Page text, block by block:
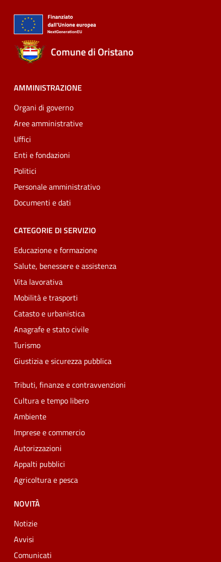
Comune di Oristano
AMMINISTRAZIONE
Organi di governo
Aree amministrative
Uffici
Enti e fondazioni
Politici
Personale amministrativo
Documenti e dati
CATEGORIE DI SERVIZIO
Educazione e formazione
Salute, benessere e assistenza
Vita lavorativa
Mobilità e trasporti
Catasto e urbanistica
Anagrafe e stato civile
Turismo
Giustizia e sicurezza pubblica
Tributi, finanze e contravvenzioni
Cultura e tempo libero
Ambiente
Imprese e commercio
Autorizzazioni
Appalti pubblici
Agricoltura e pesca
NOVITÀ
Notizie
Avvisi
Comunicati